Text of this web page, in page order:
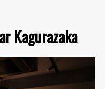
Kagurazaka